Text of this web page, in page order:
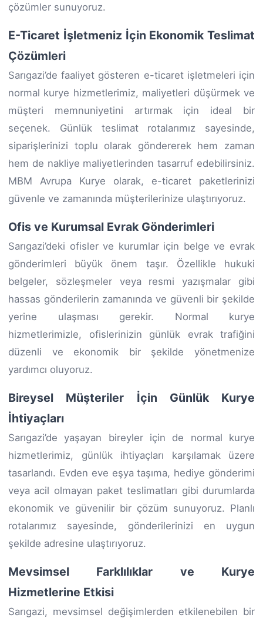
çözümler sunuyoruz.
E-Ticaret İşletmeniz İçin Ekonomik Teslimat
Çözümleri
Sarıgazi’de faaliyet gösteren e-ticaret işletmeleri için
normal kurye hizmetlerimiz, maliyetleri düşürmek ve
müşteri memnuniyetini artırmak için ideal bir
seçenek. Günlük teslimat rotalarımız sayesinde,
siparişlerinizi toplu olarak göndererek hem zaman
hem de nakliye maliyetlerinden tasarruf edebilirsiniz.
MBM Avrupa Kurye olarak, e-ticaret paketlerinizi
güvenle ve zamanında müşterilerinize ulaştırıyoruz.
Ofis ve Kurumsal Evrak Gönderimleri
Sarıgazi’deki ofisler ve kurumlar için belge ve evrak
gönderimleri büyük önem taşır. Özellikle hukuki
belgeler, sözleşmeler veya resmi yazışmalar gibi
hassas gönderilerin zamanında ve güvenli bir şekilde
yerine ulaşması gerekir. Normal kurye
hizmetlerimizle, ofislerinizin günlük evrak trafiğini
düzenli ve ekonomik bir şekilde yönetmenize
yardımcı oluyoruz.
Bireysel Müşteriler İçin Günlük Kurye
İhtiyaçları
Sarıgazi’de yaşayan bireyler için de normal kurye
hizmetlerimiz, günlük ihtiyaçları karşılamak üzere
tasarlandı. Evden eve eşya taşıma, hediye gönderimi
veya acil olmayan paket teslimatları gibi durumlarda
ekonomik ve güvenilir bir çözüm sunuyoruz. Planlı
rotalarımız sayesinde, gönderilerinizi en uygun
şekilde adresine ulaştırıyoruz.
Mevsimsel Farklılıklar ve Kurye
Hizmetlerine Etkisi
Sarıgazi, mevsimsel değişimlerden etkilenebilen bir